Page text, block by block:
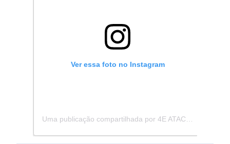
Ver essa foto no Instagram